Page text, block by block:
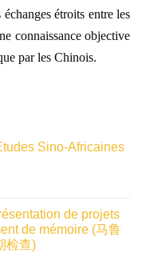
étroits entre les
connaissance objective
par les Chinois.
Sino-Africaines
de projets
de mémoire (马鲁
检查)